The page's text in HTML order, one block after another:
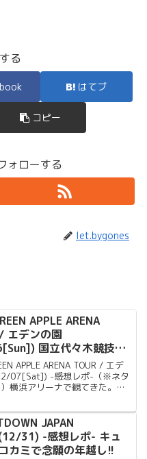
る
はてブ
コピー
ォローする
let.bygones
APPLE ARENA
エデンの園
国立代々木競技場
館 -感想レポ-
APPLE ARENA TOUR / エデ
07[Sat]) -感想レポ-（※ネタ
横浜アリーナで観てきた。ツ
JAPAN
31) -感想レポ- キュ
カミで念願の年越し!!